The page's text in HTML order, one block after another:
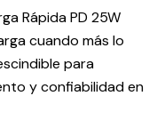
Rápida PD 25W
cuando más lo
para
y confiabilidad en